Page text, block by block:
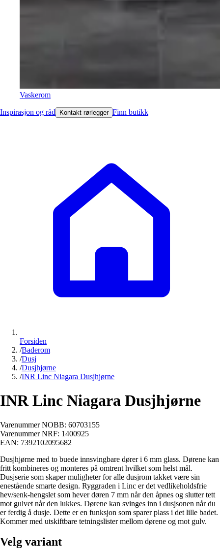
Vaskerom
Inspirasjon og råd Kontakt rørlegger Finn butikk
Forsiden
/Baderom
/Dusj
/Dusjhjørne
/INR Linc Niagara Dusjhjørne
INR Linc Niagara Dusjhjørne
Varenummer NOBB: 60703155
Varenummer NRF: 1400925
EAN: 7392102095682
Dusjhjørne med to buede innsvingbare dører i 6 mm glass. Dørene kan
fritt kombineres og monteres på omtrent hvilket som helst mål.
Dusjserie som skaper muligheter for alle dusjrom takket være sin
enestående smarte design. Ryggraden i Linc er det vedlikeholdsfrie
hev/senk-hengslet som hever døren 7 mm når den åpnes og slutter tett
mot gulvet når den lukkes. Dørene kan svinges inn i dusjsonen når du
er ferdig å dusje. Dette er en funksjon som sparer plass i det lille badet.
Kommer med utskiftbare tetningslister mellom dørene og mot gulv.
Velg variant